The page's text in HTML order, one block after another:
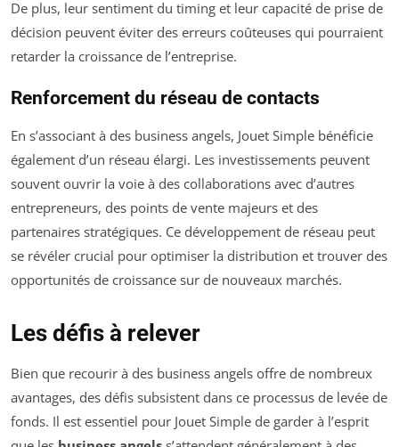
De plus, leur sentiment du timing et leur capacité de prise de
décision peuvent éviter des erreurs coûteuses qui pourraient
retarder la croissance de l’entreprise.
Renforcement du réseau de contacts
En s’associant à des business angels, Jouet Simple bénéficie
également d’un réseau élargi. Les investissements peuvent
souvent ouvrir la voie à des collaborations avec d’autres
entrepreneurs, des points de vente majeurs et des
partenaires stratégiques. Ce développement de réseau peut
se révéler crucial pour optimiser la distribution et trouver des
opportunités de croissance sur de nouveaux marchés.
Les défis à relever
Bien que recourir à des business angels offre de nombreux
avantages, des défis subsistent dans ce processus de levée de
fonds. Il est essentiel pour Jouet Simple de garder à l’esprit